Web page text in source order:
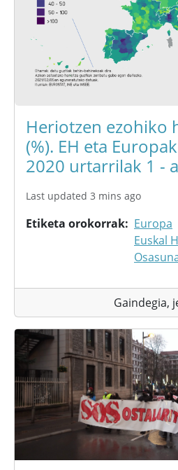
Heriotzen ezohiko
(%). EH eta
2020 urtarrilak 1 -
Last updated 3 mins ago
Etiketa orokorrak
Europa
Euskal
Gaindegia,